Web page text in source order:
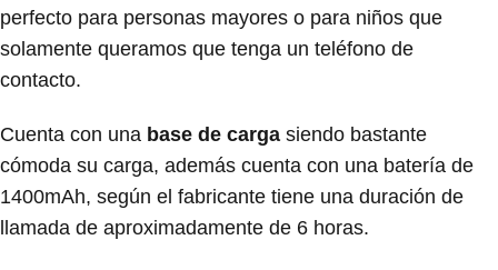
perfecto para personas mayores o para niños que
solamente queramos que tenga un teléfono de
contacto.
Cuenta con una base de carga siendo bastante
cómoda su carga, además cuenta con una batería de
1400mAh, según el fabricante tiene una duración de
llamada de aproximadamente de 6 horas.